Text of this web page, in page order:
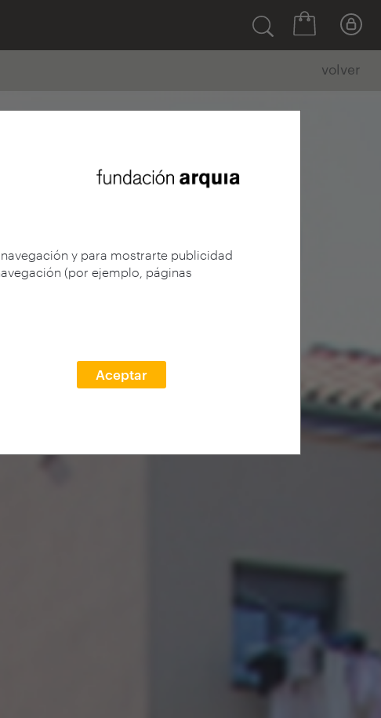
y para mostrarte publicidad
(por ejemplo, páginas
Aceptar
volver